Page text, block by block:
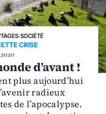
›SOCIÉTÉ
CRISE
d’avant !
plus aujourd’hui
radieux
de l’apocalypse.